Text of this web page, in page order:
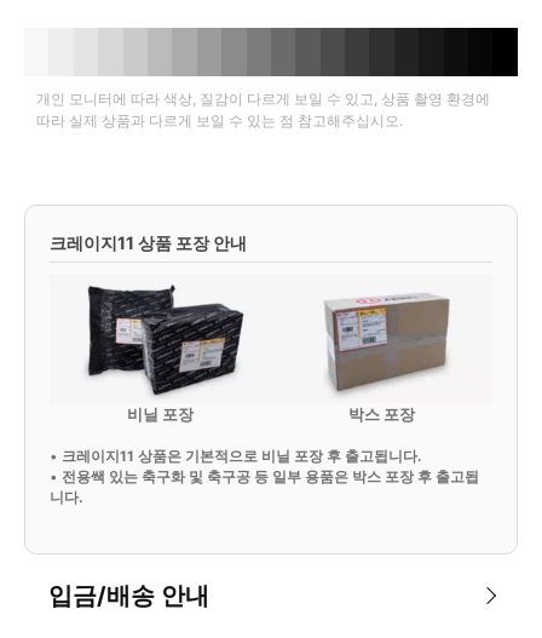
개인 모니터에 따라 색상, 질감이 다르게 보일 수 있고, 상품 촬영 환경에
따라 실제 상품과 다르게 보일 수 있는 점 참고해주십시오.
크레이지11 상품 포장 안내
비닐 포장 박스 포장
• 크레이지11 상품은 기본적으로 비닐 포장 후 출고됩니다.
• 전용쌕 있는 축구화 및 축구공 등 일부 용품은 박스 포장 후 출고됩
니다.
입금/배송 안내